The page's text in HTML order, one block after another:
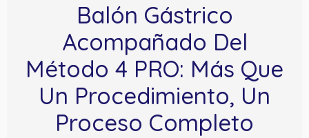
Balón Gástrico
Acompañado Del
Método 4 PRO: Más Que
Un Procedimiento, Un
Proceso Completo